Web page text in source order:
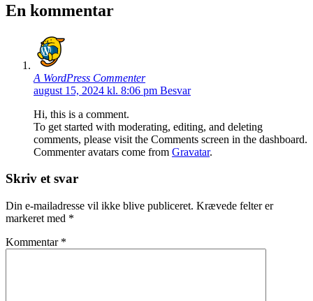
En kommentar
A WordPress Commenter
august 15, 2024 kl. 8:06 pm Besvar
Hi, this is a comment.
To get started with moderating, editing, and deleting
comments, please visit the Comments screen in the dashboard.
Commenter avatars come from Gravatar.
Skriv et svar
Din e-mailadresse vil ikke blive publiceret. Krævede felter er
markeret med *
Kommentar *